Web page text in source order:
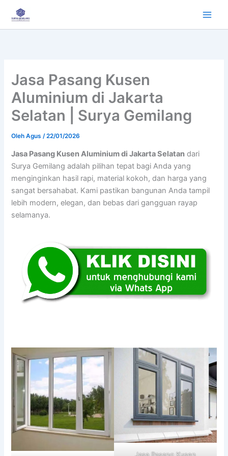
konten
Jasa Pasang Kusen
Aluminium di Jakarta
Selatan | Surya Gemilang
OlehAgus /22/01/2026
Jasa Pasang Kusen Aluminium di Jakarta Selatan dari
Surya Gemilang adalah pilihan tepat bagi Anda yang
menginginkan hasil rapi, material kokoh, dan harga yang
sangat bersahabat. Kami pastikan bangunan Anda tampil
lebih modern, elegan, dan bebas dari gangguan rayap
selamanya.